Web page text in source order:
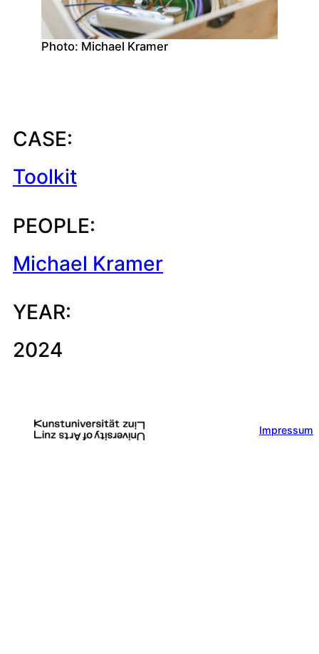
Photo: Michael Kramer
CASE:
Toolkit
PEOPLE:
Michael Kramer
YEAR:
2024
Impressum